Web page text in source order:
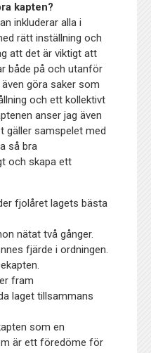
kapten?
inkluderar alla i
rätt inställning och
att det är viktigt att
både på och utanför
göra saker som
och ett kollektivt
anser jag även
gäller samspelet med
så bra
och skapa ett
fjolåret lagets bästa
nätat två gånger.
fjärde i ordningen.
fram
laget tillsammans
som en
är ett föredöme för